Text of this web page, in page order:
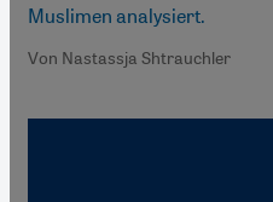
Muslimen analysiert.
Von Nastassja Shtrauchler